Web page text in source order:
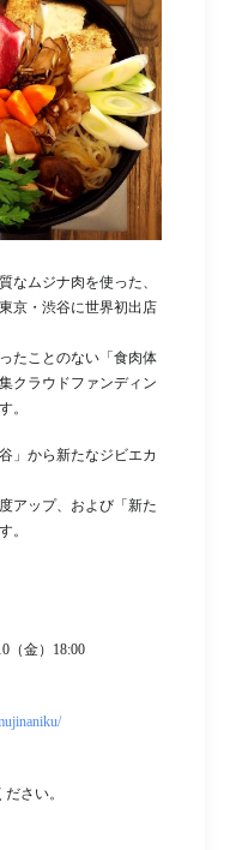
なムジナ肉を使った、
京・渋谷に世界初出店
たことのない「食肉体
クラウドファンディン
。
」から新たなジビエカ
アップ、および「新た
。
金）18:00
さい。